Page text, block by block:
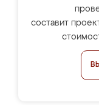
составит